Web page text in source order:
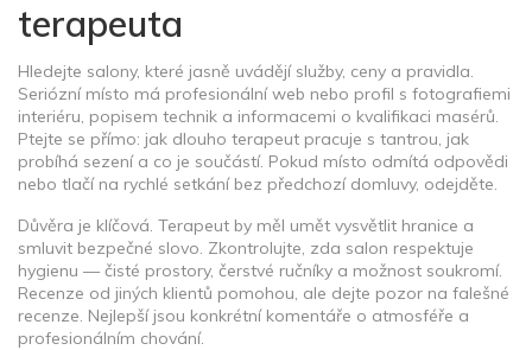
terapeuta
Hledejte salony, které jasně uvádějí služby, ceny a pravidla.
Seriózní místo má profesionální web nebo profil s fotografiemi
interiéru, popisem technik a informacemi o kvalifikaci masérů.
Ptejte se přímo: jak dlouho terapeut pracuje s tantrou, jak
probíhá sezení a co je součástí. Pokud místo odmítá odpovědi
nebo tlačí na rychlé setkání bez předchozí domluvy, odejděte.
Důvěra je klíčová. Terapeut by měl umět vysvětlit hranice a
smluvit bezpečné slovo. Zkontrolujte, zda salon respektuje
hygienu — čisté prostory, čerstvé ručníky a možnost soukromí.
Recenze od jiných klientů pomohou, ale dejte pozor na falešné
recenze. Nejlepší jsou konkrétní komentáře o atmosféře a
profesionálním chování.